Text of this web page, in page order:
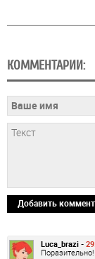
КОММЕНТАРИИ:
Добавить
Luca_brazi -
Поразительно!